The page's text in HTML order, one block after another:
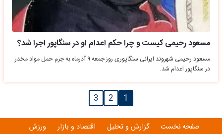
مسعود رحیمی کیست و چرا حکم اعدام او در سنگاپور اجرا شد؟
مسعود رحیمی شهروند ایرانی سنگاپوری روز جمعه ۹ آذرماه به جرم حمل مواد مخدر
در سنگاپور اعدام شد.
1
2
3
صفحه نخست گزارش و تحلیل اقتصاد و بازار
ورزش